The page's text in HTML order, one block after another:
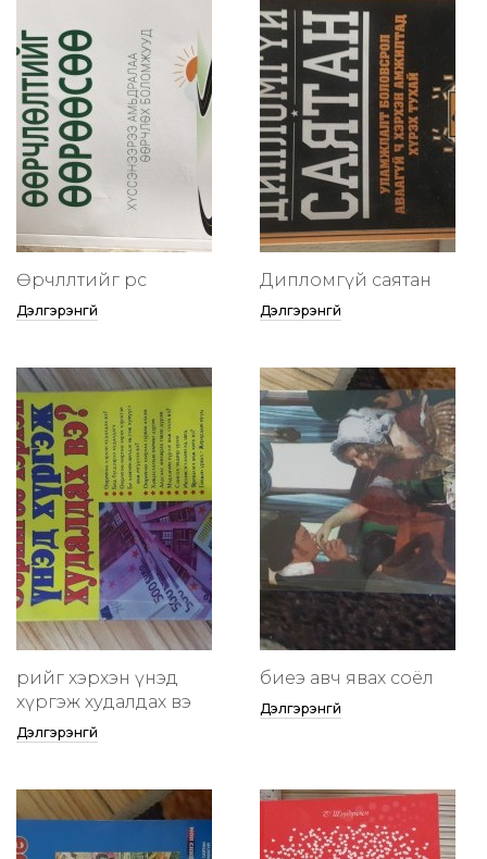
Өөрчлөлтийг өөрөөсөө
Дэлгэрэнгүй
Дипломгүй саятан
Дэлгэрэнгүй
өөрийгөө хэрхэн үнэд
хүргэж худалдах вэ
Дэлгэрэнгүй
биеэ авч явах соёл
Дэлгэрэнгүй